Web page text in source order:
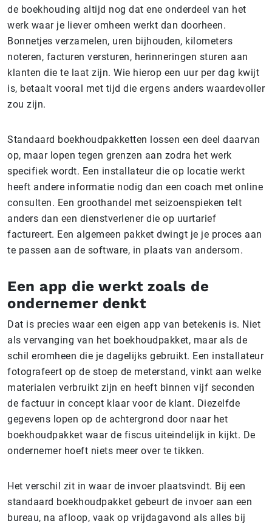
de boekhouding altijd nog dat ene onderdeel van het
werk waar je liever omheen werkt dan doorheen.
Bonnetjes verzamelen, uren bijhouden, kilometers
noteren, facturen versturen, herinneringen sturen aan
klanten die te laat zijn. Wie hierop een uur per dag kwijt
is, betaalt vooral met tijd die ergens anders waardevoller
zou zijn.
Standaard boekhoudpakketten lossen een deel daarvan
op, maar lopen tegen grenzen aan zodra het werk
specifiek wordt. Een installateur die op locatie werkt
heeft andere informatie nodig dan een coach met online
consulten. Een groothandel met seizoenspieken telt
anders dan een dienstverlener die op uurtarief
factureert. Een algemeen pakket dwingt je je proces aan
te passen aan de software, in plaats van andersom.
Een app die werkt zoals de
ondernemer denkt
Dat is precies waar een eigen app van betekenis is. Niet
als vervanging van het boekhoudpakket, maar als de
schil eromheen die je dagelijks gebruikt. Een installateur
fotografeert op de stoep de meterstand, vinkt aan welke
materialen verbruikt zijn en heeft binnen vijf seconden
de factuur in concept klaar voor de klant. Diezelfde
gegevens lopen op de achtergrond door naar het
boekhoudpakket waar de fiscus uiteindelijk in kijkt. De
ondernemer hoeft niets meer over te tikken.
Het verschil zit in waar de invoer plaatsvindt. Bij een
standaard boekhoudpakket gebeurt de invoer aan een
bureau, na afloop, vaak op vrijdagavond als alles bij